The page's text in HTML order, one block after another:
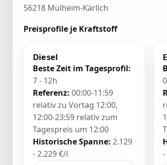
56218 Mülheim-Kärlich
Preisprofile je Kraftstoff
Diesel
Beste Zeit im Tagesprofil:
7 - 12h
Referenz: 00:00-11:59
relativ zu Vortag 12:00,
12:00-23:59 relativ zum
Tagespreis um 12:00
Historische Spanne: 2.129
- 2.229 €/l
-